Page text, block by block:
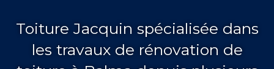
Toiture Jacquin spécialisée dans
les travaux de rénovation de